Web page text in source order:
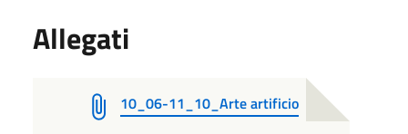
Allegati
10_06-11_10_Arte artificio